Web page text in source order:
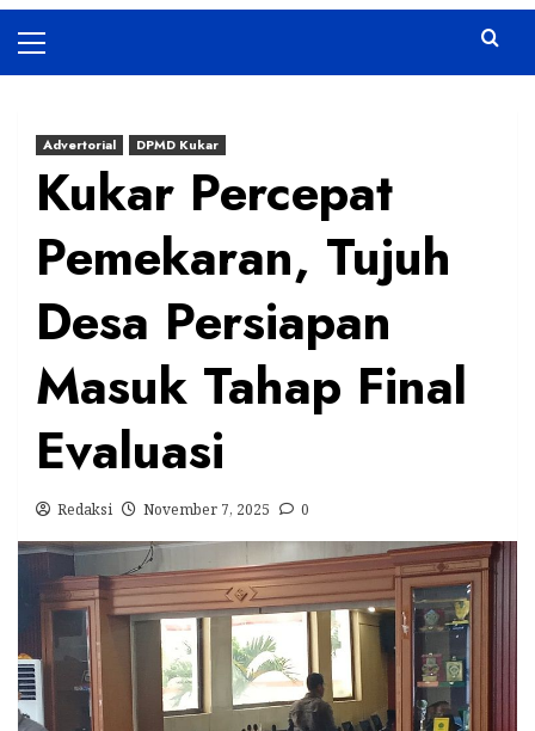
Menu
Advertorial DPMD Kukar
Kukar Percepat
Pemekaran, Tujuh
Desa Persiapan
Masuk Tahap Final
Evaluasi
Redaksi November 7, 2025 0